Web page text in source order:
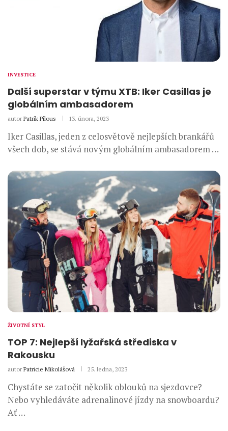
INVESTICE
Další superstar v týmu XTB: Iker Casillas je
globálním ambasadorem
autor Patrik Pilous 13. února, 2023
Iker Casillas, jeden z celosvětově nejlepších brankářů
všech dob, se stává novým globálním ambasadorem …
ŽIVOTNÍ STYL
TOP 7: Nejlepší lyžařská střediska v
Rakousku
autor Patricie Mikolášová 25. ledna, 2023
Chystáte se zatočit několik oblouků na sjezdovce?
Nebo vyhledáváte adrenalinové jízdy na snowboardu?
Ať …